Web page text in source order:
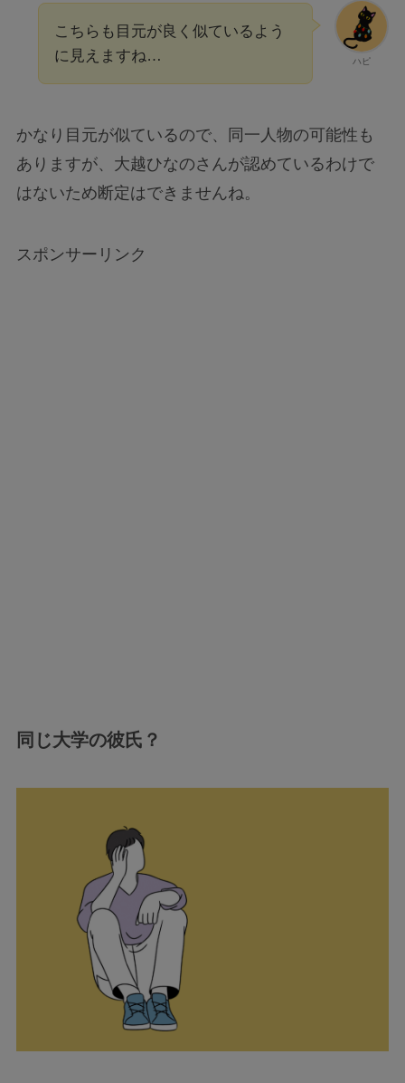
ハピ
こちらも目元が良く似ているよう
に見えますね…
かなり目元が似ているので、同一人物の可能性も
ありますが、大越ひなのさんが認めているわけで
はないため断定はできませんね。
スポンサーリンク
同じ大学の彼氏？